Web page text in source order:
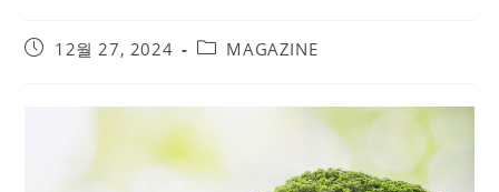
12월 27, 2024 MAGAZINE